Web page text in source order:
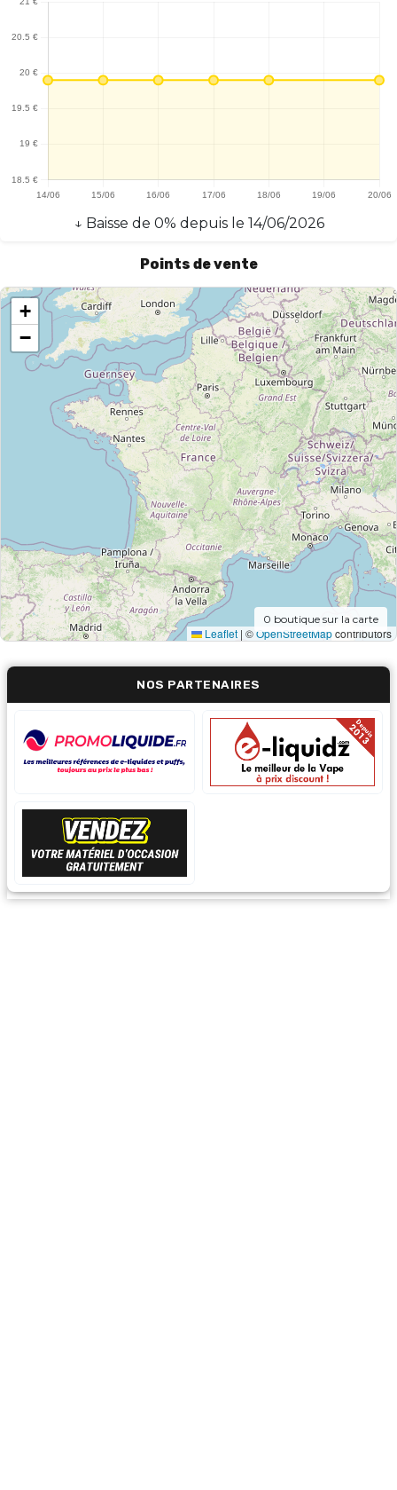
↓ Baisse de 0% depuis le 14/06/2026
Points de vente
+
−
Leaflet | ©OpenStreetMapcontributors
0 boutique sur la carte
NOS PARTENAIRES